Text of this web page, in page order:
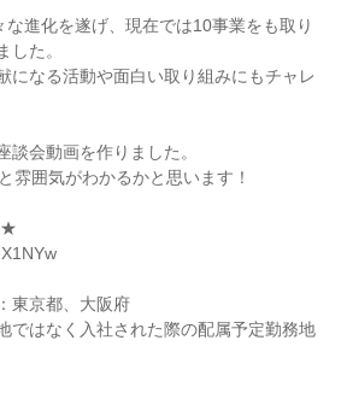
進化を遂げ、現在では10事業をも取り
した。
になる活動や面白い取り組みにもチャレ
談会動画を作りました。
雰囲気がわかるかと思います！
★
東京都、大阪府
ではなく入社された際の配属予定勤務地